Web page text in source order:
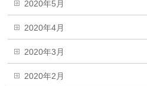
2020年5月
2020年4月
2020年3月
2020年2月